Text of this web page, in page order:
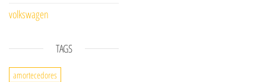
volkswagen
TAGS
amortecedores